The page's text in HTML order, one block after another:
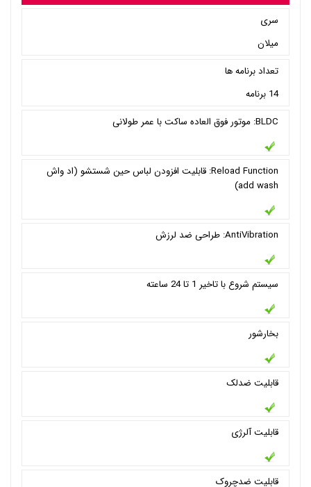
سری
میلان
تعداد برنامه ها
14 برنامه
BLDC: موتور فوق العاده ساکت با عمر طولانی
Reload Function: قابلیت افزودن لباس حین شستشو (اد واش
add wash)
AntiVibration: طراحی ضد لرزش
سيستم شروع با تاخیر 1 تا 24 ساعته
بخارشور
قابلیت ضدلک
قابلیت آلرژی
قابلیت ضدچروک